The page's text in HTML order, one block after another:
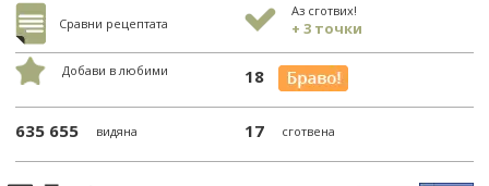
Сравни рецептата
Аз сготвих!
+ 3 точки
Добави в любими 18
635 655 видяна 17 сготвена